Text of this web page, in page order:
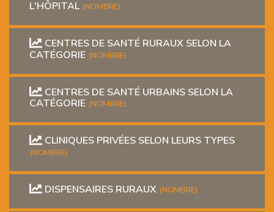
L'HÔPITAL (NOMBRE)
CENTRES DE SANTÉ RURAUX SELON LA
CATÉGORIE (NOMBRE)
CENTRES DE SANTÉ URBAINS SELON LA
CATÉGORIE (NOMBRE)
CLINIQUES PRIVÉES SELON LEURS TYPES
(NOMBRE)
DISPENSAIRES RURAUX (NOMBRE)